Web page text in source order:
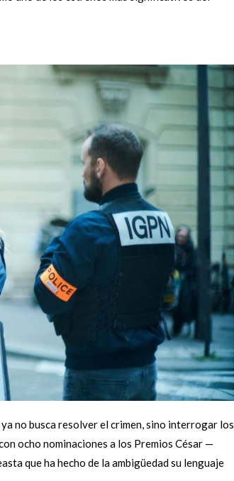
no busca resolver el crimen, sino interrogar los
ocho nominaciones a los Premios César —
que ha hecho de la ambigüedad su lenguaje